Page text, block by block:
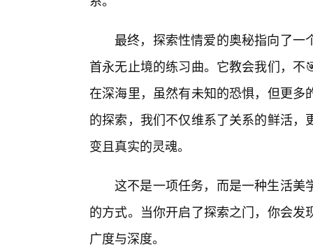
最终，探索性情爱的奥秘指向了一
首永无止境的练习曲。它教会我们，
在深海里，虽然有未知的恐惧，但更
的探索，我们不仅维系了关系的鲜活
变且真实的灵魂。
这不是一项任务，而是一种生活美
的方式。当你开启了探索之门，你会
广度与深度。